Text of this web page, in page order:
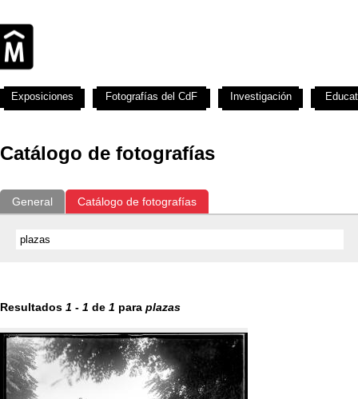
Catálogo de fotografías
General Catálogo de fotografías
Resultados 1 - 1 de 1 para plazas
Exposiciones Fotografías del CdF Investigación